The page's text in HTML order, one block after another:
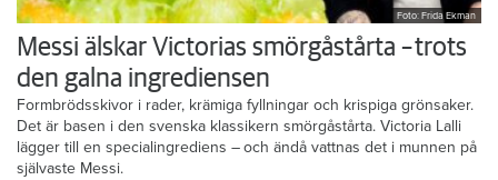
Foto: Frida Ekman
Messi älskar Victorias smörgåstårta – trots
den galna ingrediensen
Formbrödsskivor i rader, krämiga fyllningar och krispiga grönsaker.
Det är basen i den svenska klassikern smörgåstårta. Victoria Lalli
lägger till en specialingrediens – och ändå vattnas det i munnen på
självaste Messi.